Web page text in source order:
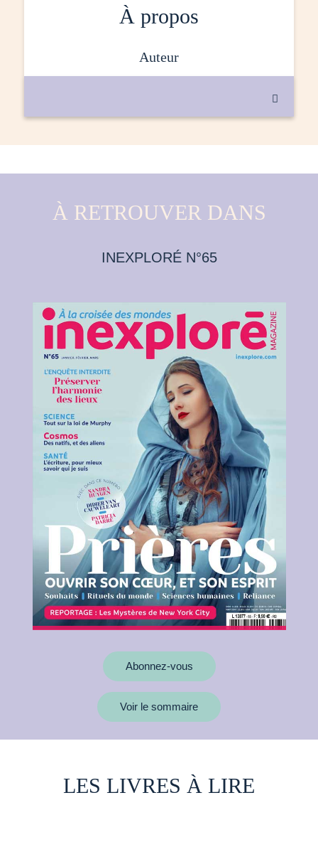
À propos
auteur

À RETROUVER DANS
INEXPLORÉ N°65
Abonnez-vous
Voir le sommaire
LES LIVRES À LIRE